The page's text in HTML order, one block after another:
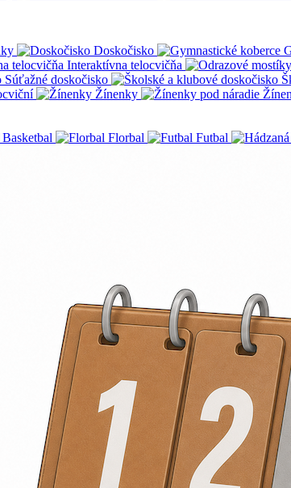
Doskočisko
Interaktívna telocvičňa
Súťažné doskočisko
Žínenky
Basketbal Florbal Futbal